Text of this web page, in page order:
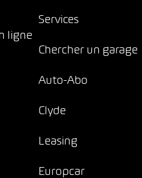
ligne
Services
Chercher un garage
Auto-Abo
Clyde
Leasing
Europcar